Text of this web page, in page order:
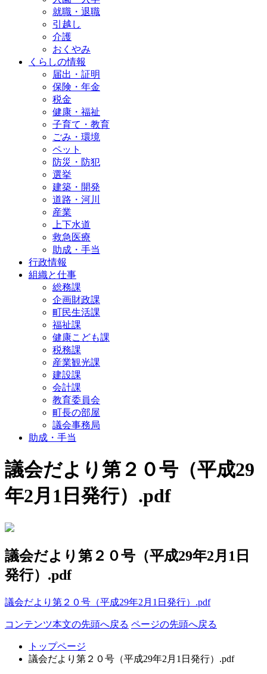
就職・退職
引越し
介護
おくやみ
くらしの情報
届出・証明
保険・年金
税金
健康・福祉
子育て・教育
ごみ・環境
ペット
防災・防犯
選挙
建築・開発
道路・河川
産業
上下水道
救急医療
助成・手当
行政情報
組織と仕事
総務課
企画財政課
町民生活課
福祉課
健康こども課
税務課
産業観光課
建設課
会計課
教育委員会
町長の部屋
議会事務局
助成・手当
議会だより第２０号（平成29
年2月1日発行）.pdf
議会だより第２０号（平成29年2月1日
発行）.pdf
議会だより第２０号（平成29年2月1日発行）.pdf
コンテンツ本文の先頭へ戻る ページの先頭へ戻る
トップページ
議会だより第２０号（平成29年2月1日発行）.pdf